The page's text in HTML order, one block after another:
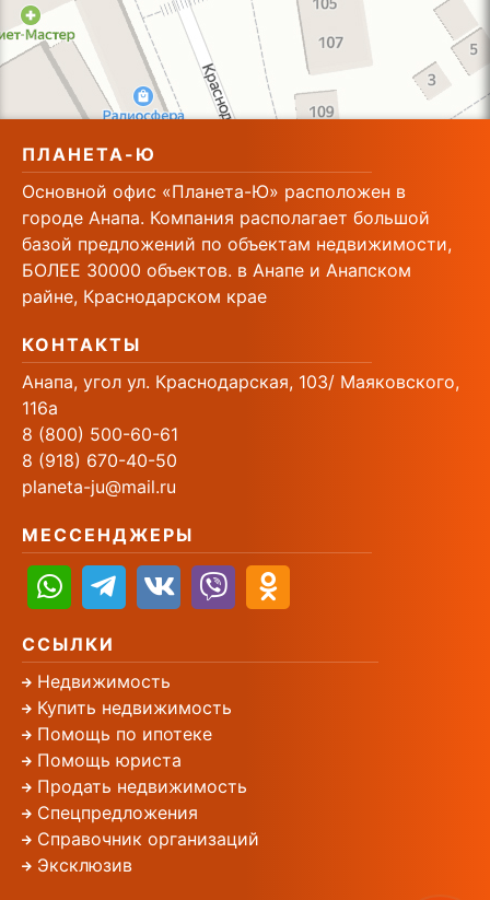
ПЛАНЕТА-Ю
Основной офис «Планета-Ю» расположен в
городе Анапа. Компания располагает большой
базой предложений по объектам недвижимости,
БОЛЕЕ 30000 объектов. в Анапе и Анапском
райне, Краснодарском крае
КОНТАКТЫ
Анапа, угол ул. Краснодарская, 103/ Маяковского,
116а
8 (800) 500-60-61
8 (918) 670-40-50
planeta-ju@mail.ru
МЕССЕНДЖЕРЫ
ССЫЛКИ
Недвижимость
Купить недвижимость
Помощь по ипотеке
Помощь юриста
Продать недвижимость
Спецпредложения
Справочник организаций
Эксклюзив